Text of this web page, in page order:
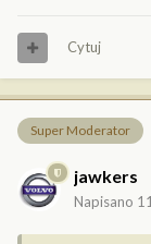
Cytuj
Super Moderator
jawkers
Napisano